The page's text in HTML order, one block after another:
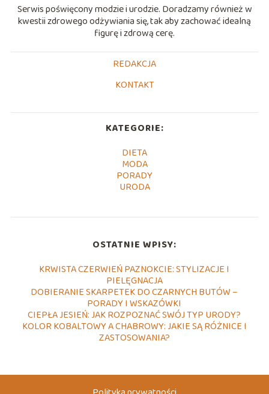
Serwis poświęcony modzie i urodzie. Doradzamy również w
kwestii zdrowego odżywiania się, tak aby zachować idealną
figurę i zdrową cerę.
REDAKCJA
KONTAKT
KATEGORIE:
DIETA
MODA
PORADY
URODA
OSTATNIE WPISY:
KRWISTA CZERWIEŃ PAZNOKCIE: STYLIZACJE I
PIELĘGNACJA
DOBIERANIE SKARPETEK DO CZARNYCH BUTÓW –
PORADY I WSKAZÓWKI
CIEPŁA JESIEŃ: JAK ROZPOZNAĆ SWÓJ TYP URODY?
KOLOR KOBALTOWY A CHABROWY: JAKIE SĄ RÓŻNICE I
ZASTOSOWANIA?